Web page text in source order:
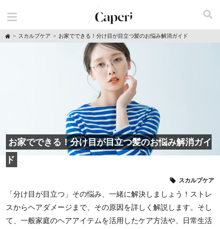
H
スカルプケア お家でできる！分け目が目立つ髪のお悩み解消ガイド
お家でできる！分け目が目立つ髪のお悩み解消ガイ
ド
スカルプケア
「分け目が目立つ」その悩み、一緒に解決しましょう！ストレ
スからヘアダメージまで、その原因を詳しく解説します。そし
て、一般家庭のヘアアイテムを活用したケア方法や、日常生活